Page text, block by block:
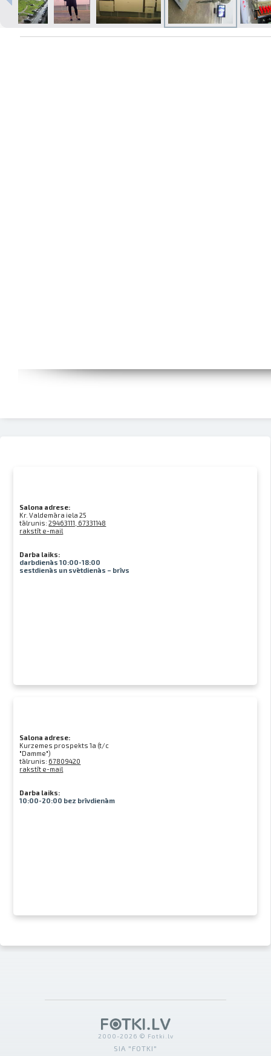
Izdrukas 1h laikā Rīgā – pasūtiet
tiešsaistē
Dažādi formāti un papīra veidi
Salona adrese:
Kr. Valdemāra iela 25
tālrunis:29463111, 67331148
rakstīt e-mail
Darba laiks:
darbdienās 10:00-18:00
sestdienās un svētdienās – brīvs
Salona adrese:
Kurzemes prospekts 1a (t/c
"Damme")
tālrunis: 67809420
rakstīt e-mail
Darba laiks:
10:00-20:00 bez brīvdienām
2000-2026 © Fotki.lv
SIA "FOTKI"